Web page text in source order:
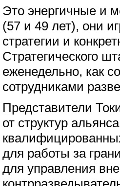
Это энергичные и
(57 и 49 лет), они
стратегии и
Стратегического
еженедельно, как
сотрудниками
Представители
от структур
для работы за
для управления